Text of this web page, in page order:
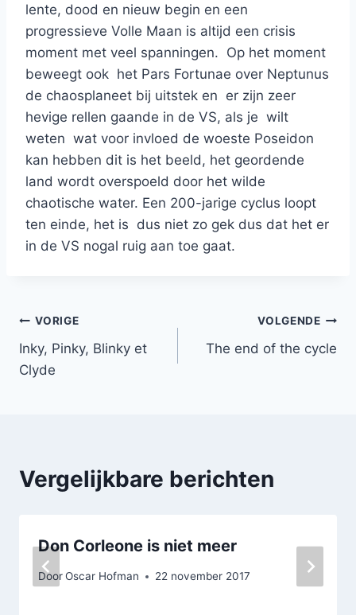
lente, dood en nieuw begin en een
progressieve Volle Maan is altijd een crisis
moment met veel spanningen. Op het moment
beweegt ook het Pars Fortunae over Neptunus
de chaosplaneet bij uitstek en er zijn zeer
hevige rellen gaande in de VS, als je wilt
weten wat voor invloed de woeste Poseidon
kan hebben dit is het beeld, het geordende
land wordt overspoeld door het wilde
chaotische water. Een 200-jarige cyclus loopt
ten einde, het is dus niet zo gek dus dat het er
in de VS nogal ruig aan toe gaat.
Bericht
navigatie
VORIGE
Inky, Pinky, Blinky et
Clyde
VOLGENDE
The end of the cycle
Vergelijkbare berichten
Don Corleone is niet meer
DoorOscar Hofman 22 november 2017